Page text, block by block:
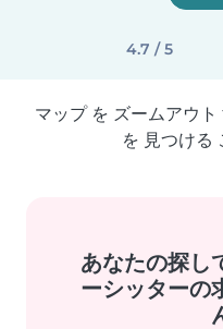
4.7 / 5
マップ を ズームアウ
を 見つける
あなたの探し
ーシッターの